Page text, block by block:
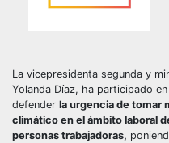
La vicepresidenta segunda y
Yolanda Díaz, ha participado
defender la urgencia de tomar
climático en el ámbito laboral
personas trabajadoras,